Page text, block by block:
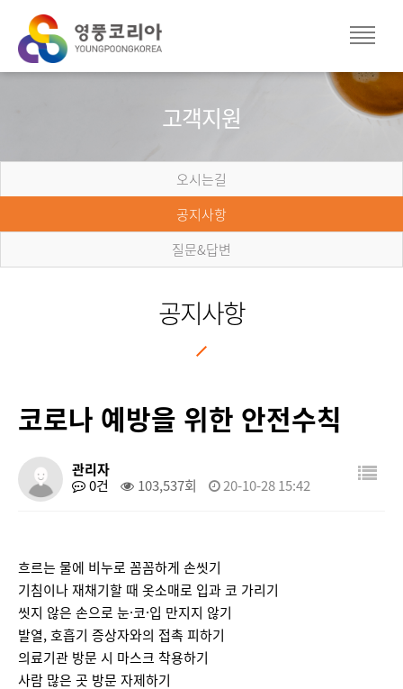
고객지원
오시는길
공지사항
질문&답변
공지사항
코로나 예방을 위한 안전수칙
관리자
0건
103,537회 20-10-28 15:42
흐르는 물에 비누로 꼼꼼하게 손씻기
기침이나 재채기할 때 옷소매로 입과 코 가리기
씻지 않은 손으로 눈·코·입 만지지 않기
발열, 호흡기 증상자와의 접촉 피하기
의료기관 방문 시 마스크 착용하기
사람 많은 곳 방문 자제하기